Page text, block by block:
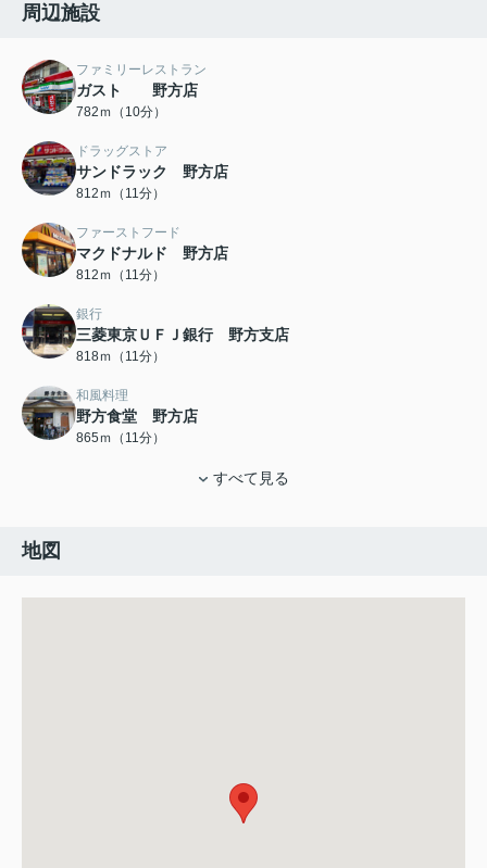
周辺施設
ファミリーレストラン
ガスト 野方店
782ｍ（10分）
ドラッグストア
サンドラック 野方店
812ｍ（11分）
ファーストフード
マクドナルド 野方店
812ｍ（11分）
銀行
三菱東京ＵＦＪ銀行 野方支店
818ｍ（11分）
和風料理
野方食堂 野方店
865ｍ（11分）
すべて見る
地図